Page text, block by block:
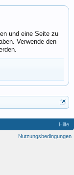
und eine Seite zu
Verwende den
Hilfe
Nutzungsbedingungen